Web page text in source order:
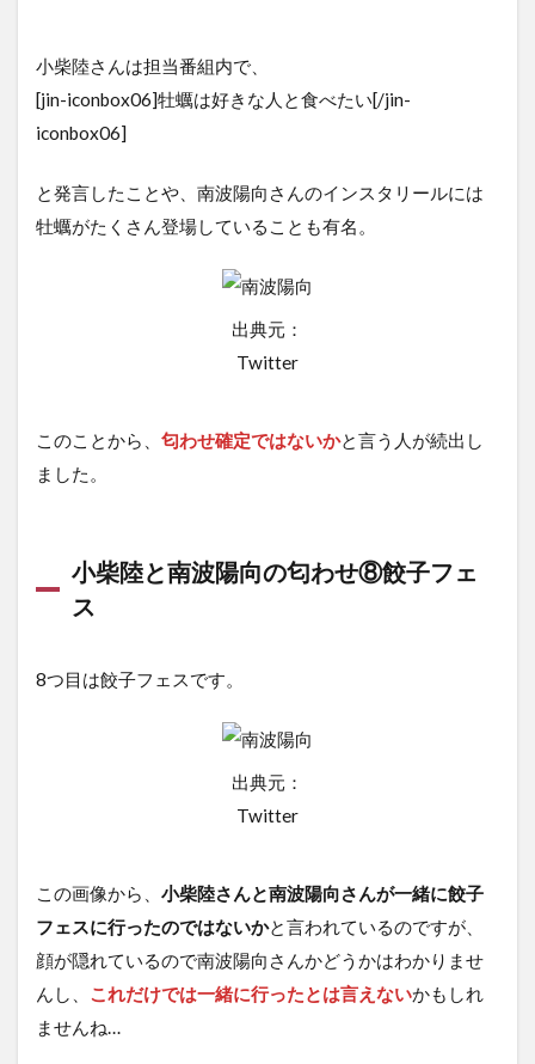
小柴陸さんは担当番組内で、
[jin-iconbox06]牡蠣は好きな人と食べたい[/jin-
iconbox06]
と発言したことや、南波陽向さんのインスタリールには
牡蠣がたくさん登場していることも有名。
出典元：
Twitter
このことから、 匂わせ確定ではないかと言う人が続出し
ました。
小柴陸と南波陽向の匂わせ⑧餃子フェ
ス
8つ目は餃子フェスです。
出典元：
Twitter
この画像から、 小柴陸さんと南波陽向さんが一緒に餃子
フェスに行ったのではないかと言われているのですが、
顔が隠れているので南波陽向さんかどうかはわかりませ
んし、 これだけでは一緒に行ったとは言えないかもしれ
ませんね…